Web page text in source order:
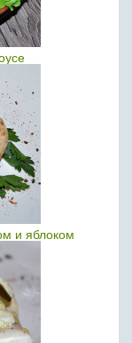
и яблоком